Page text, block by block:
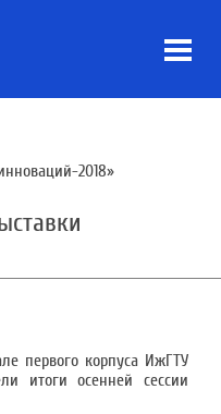
2018»
первого корпуса ИжГТУ
итоги осенней сессии